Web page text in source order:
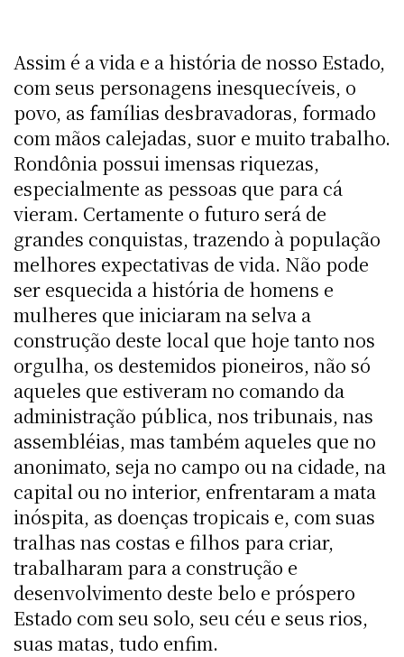
Assim é a vida e a história de nosso Estado,
com seus personagens inesquecíveis, o
povo, as famílias desbravadoras, formado
com mãos calejadas, suor e muito trabalho.
Rondônia possui imensas riquezas,
especialmente as pessoas que para cá
vieram. Certamente o futuro será de
grandes conquistas, trazendo à população
melhores expectativas de vida. Não pode
ser esquecida a história de homens e
mulheres que iniciaram na selva a
construção deste local que hoje tanto nos
orgulha, os destemidos pioneiros, não só
aqueles que estiveram no comando da
administração pública, nos tribunais, nas
assembléias, mas também aqueles que no
anonimato, seja no campo ou na cidade, na
capital ou no interior, enfrentaram a mata
inóspita, as doenças tropicais e, com suas
tralhas nas costas e filhos para criar,
trabalharam para a construção e
desenvolvimento deste belo e próspero
Estado com seu solo, seu céu e seus rios,
suas matas, tudo enfim.